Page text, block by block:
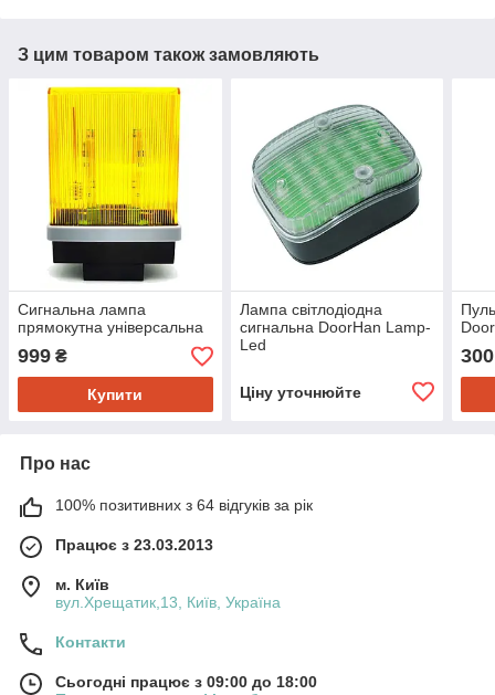
З цим товаром також замовляють
Сигнальна лампа
прямокутна універсальна
999 ₴
Купити
Лампа світлодіодна
сигнальна DoorHan Lamp-
Led
Ціну уточнюйте
300
Про нас
100% позитивних з 64 відгуків за рік
Працює з 23.03.2013
м. Київ
вул.Хрещатик,13, Київ, Україна
Контакти
Сьогодні працює з 09:00 до 18:00